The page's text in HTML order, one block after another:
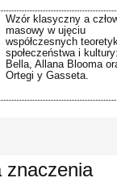
Wzór klasyczny a
masowy w ujęciu
współczesnych
społeczeństwa i
Bella, Allana Blooma
Ortegi y Gasseta.
znaczenia